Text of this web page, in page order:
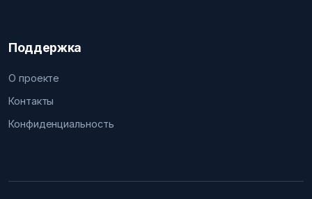
Поддержка
О проекте
Контакты
Конфиденциальность